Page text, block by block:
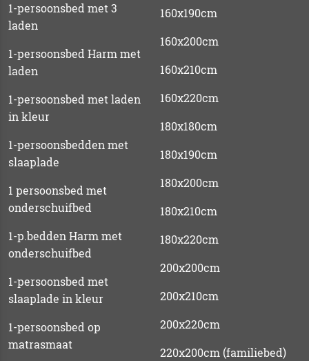
1-persoonsbed met 3
laden
1-persoonsbed Harm met
laden
1-persoonsbed met laden
in kleur
1-persoonsbedden met
slaaplade
1 persoonsbed met
onderschuifbed
1-p.bedden Harm met
onderschuifbed
1-persoonsbed met
slaaplade in kleur
1-persoonsbed op
matrasmaat
160x190cm
160x200cm
160x210cm
160x220cm
180x180cm
180x190cm
180x200cm
180x210cm
180x220cm
200x200cm
200x210cm
200x220cm
220x200cm (familiebed)